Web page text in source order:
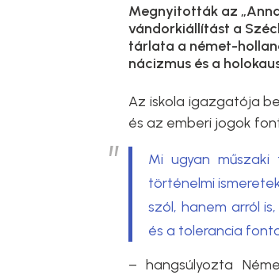
Megnyitották az
vándorkiállítást a
tárlata a német-
nácizmus és a
Az iskola igazgatója
és az emberi jogok
Mi ugyan műszaki
történelmi
szól, hanem arról
és a tolerancia
– hangsúlyozta